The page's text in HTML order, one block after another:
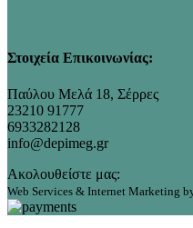
Στοιχεία Επικοινωνίας:
Παύλου Μελά 18, Σέρρες
23210 91777
6933282128
info@depimeg.gr
Ακολουθείστε μας:
Web Services & Internet Marketing